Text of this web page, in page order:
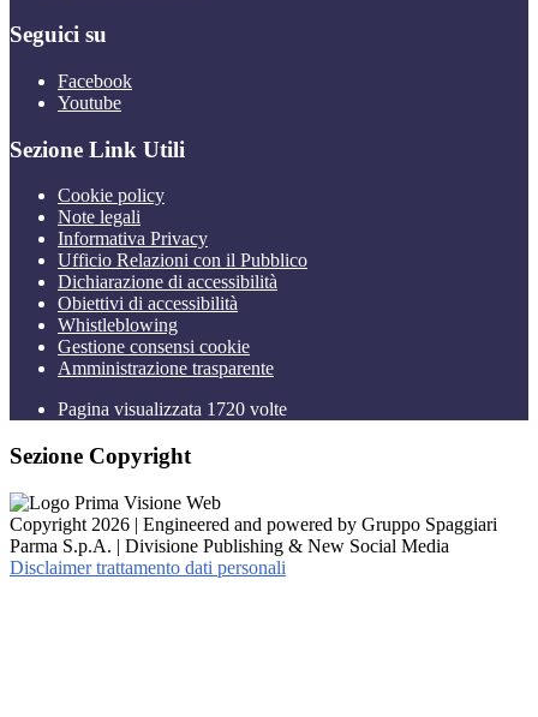
Seguici su
Facebook
Youtube
Sezione Link Utili
Cookie policy
Note legali
Informativa Privacy
Ufficio Relazioni con il Pubblico
Dichiarazione di accessibilità
Obiettivi di accessibilità
Whistleblowing
Gestione consensi cookie
Amministrazione trasparente
Pagina visualizzata 1720 volte
Sezione Copyright
Copyright 2026 | Engineered and powered by Gruppo Spaggiari
Parma S.p.A. | Divisione Publishing & New Social Media
Disclaimer trattamento dati personali